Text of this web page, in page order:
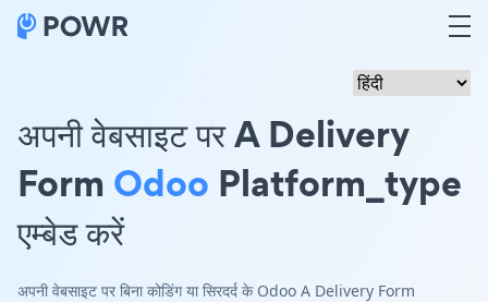
अपनी वेबसाइट पर A Delivery
Form Odoo Platform_type
एम्बेड करें
अपनी वेबसाइट पर बिना कोडिंग या सिरदर्द के Odoo A Delivery Form